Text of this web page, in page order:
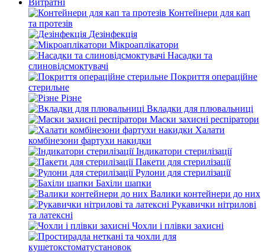
Витратні
Контейнери для кап
та протезів
Дезінфекція
Мікроаплікатори
Насадки та
слиновідсмоктувачі
Покриття операційне
стерильне
Різне
Вкладки для плювальниці
Маски захисні респіратори
Халати
комбінезони фартухи накидки
Індикатори стерилізації
Пакети для стерилізації
Рулони для стерилізації
Бахіли шапки
Валики контейнери до них
Рукавички нітрилові
та латексні
Чохли і плівки захисні